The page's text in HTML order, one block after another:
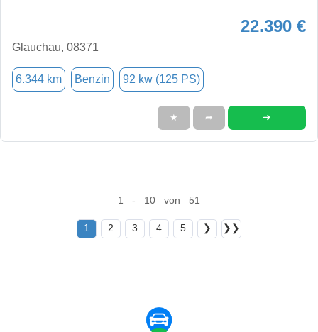
22.390 €
Glauchau, 08371
6.344 km Benzin 92 kw (125 PS)
★ ➦ ➜
1 - 10 von 51
1 2 3 4 5 ❯ ❯❯